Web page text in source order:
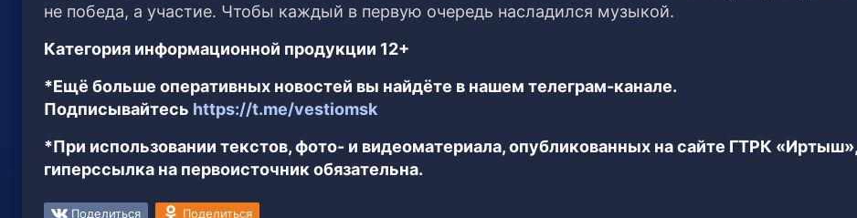
не победа, а участие. Чтобы каждый в первую очередь насладился музыкой.
Категория информационной продукции 12+
*Ещё больше оперативных новостей вы найдёте в нашем телеграм-канале.
Подписывайтесь https://t.me/vestiomsk
*При использовании текстов, фото- и видеоматериала, опубликованных на сайте ГТРК «Иртыш»,
гиперссылка на первоисточник обязательна.
Поделиться Поделиться